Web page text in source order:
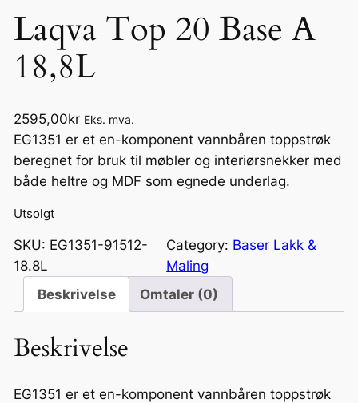
Laqva Top 20 Base A
18,8L
2595,00kr Eks. mva.
EG1351 er et en-komponent vannbåren toppstrøk
beregnet for bruk til møbler og interiørsnekker med
både heltre og MDF som egnede underlag.
Utsolgt
SKU: EG1351-91512-
18.8L
Category: Baser Lakk &
Maling
Beskrivelse
Omtaler (0)
Beskrivelse
EG1351 er et en-komponent vannbåren toppstrøk